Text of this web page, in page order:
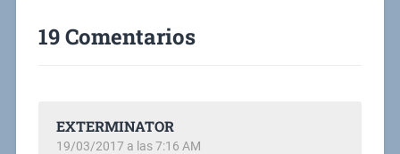
19 Comentarios
EXTERMINATOR
19/03/2017 a las 7:16 AM